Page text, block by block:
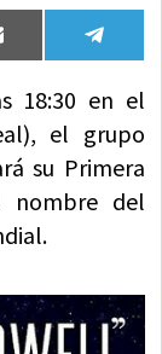
Compartir
en
Email
en
18:30 en el
el grupo
su Primera
nombre del